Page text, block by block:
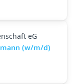
eG
(w/m/d)